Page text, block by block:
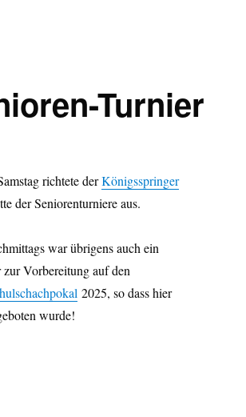
Turnier
richtete derKönigsspringer
der Seniorenturniere aus.
war übrigens auch ein
zur Vorbereitung auf den
2025, so dass hier
wurde!
Turnier“